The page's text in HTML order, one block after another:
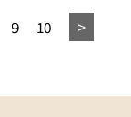
9 10